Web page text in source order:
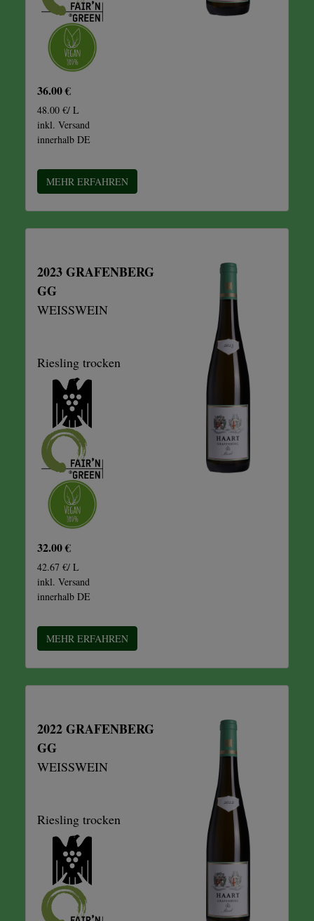
36.00 €
48.00 €/ L
inkl. Versand
innerhalb DE
MEHR ERFAHREN
2023 GRAFENBERG
GG
WEISSWEIN
Riesling trocken
32.00 €
42.67 €/ L
inkl. Versand
innerhalb DE
MEHR ERFAHREN
2022 GRAFENBERG
GG
WEISSWEIN
Riesling trocken